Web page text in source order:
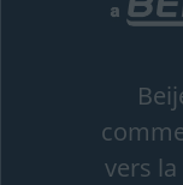
vers